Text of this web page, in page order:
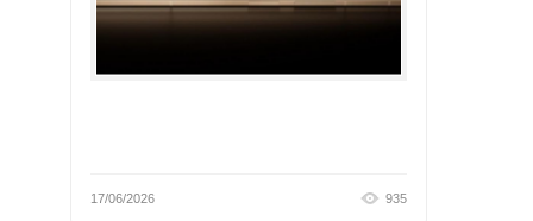
17/06/2026 935